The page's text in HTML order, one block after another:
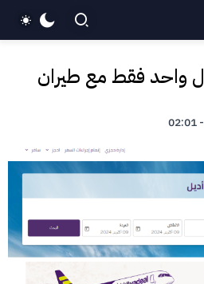
واحد فقط مع طيران